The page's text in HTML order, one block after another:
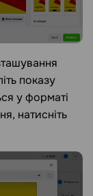
показу
у форматі
натисніть